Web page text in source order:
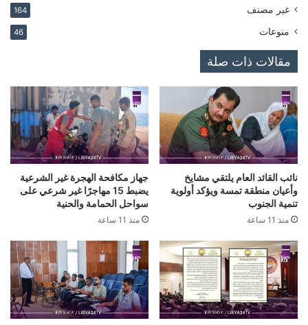
غير مصنف 164
منوعات 46
مقالات ذات صلة
نائب القائد العام يلتقي مشايخ
وأعيان منطقة تمسة ويؤكد أولوية
تنمية الجنوب
منذ 11 ساعة
جهاز مكافحة الهجرة غير الشرعية
يضبط 15 مهاجرًا غير شرعي على
سواحل الحمامة والحنية
منذ 11 ساعة